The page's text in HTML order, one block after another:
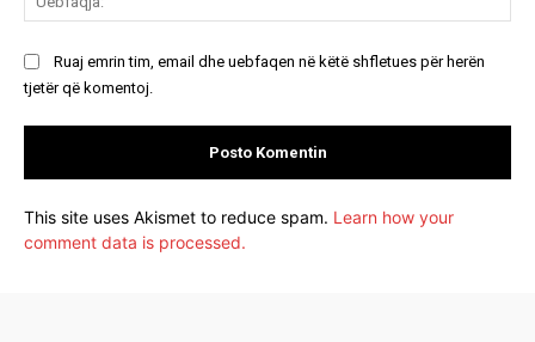
Ruaj emrin tim, email dhe uebfaqen në këtë shfletues për herën
tjetër që komentoj.
This site uses Akismet to reduce spam. Learn how your
comment data is processed.